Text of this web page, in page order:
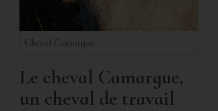
Cheval Camargue
Le cheval Camargue,
un cheval de travail